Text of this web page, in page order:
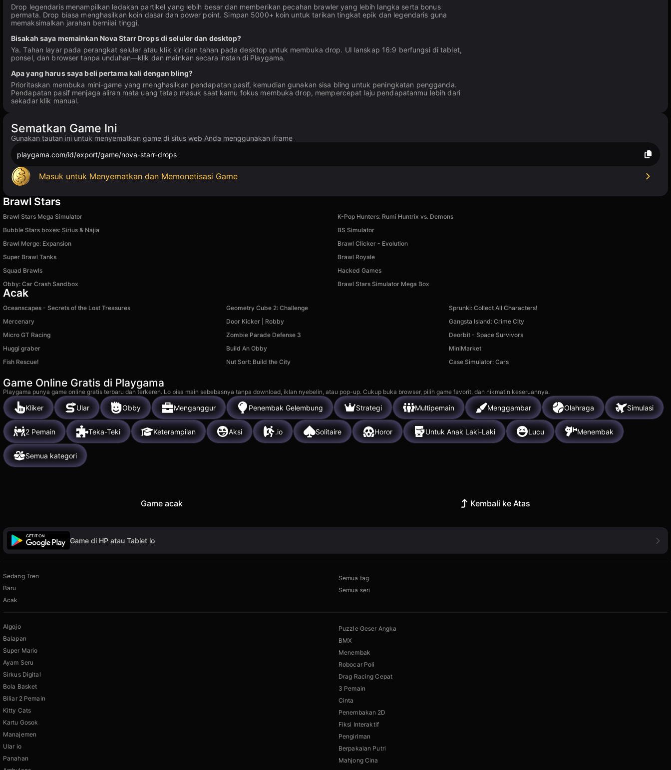
Drop legendaris menampilkan ledakan partikel yang lebih besar dan memberikan pecahan brawler yang lebih langka serta bonus
permata. Drop biasa menghasilkan koin dasar dan power point. Simpan 5000+ koin untuk tarikan tingkat epik dan legendaris guna
memaksimalkan jarahan bernilai tinggi.
Bisakah saya memainkan Nova Starr Drops di seluler dan desktop?
Ya. Tahan layar pada perangkat seluler atau klik kiri dan tahan pada desktop untuk membuka drop. UI lanskap 16:9 berfungsi di tablet,
ponsel, dan browser tanpa unduhan—klik dan mainkan secara instan di Playgama.
Apa yang harus saya beli pertama kali dengan bling?
Prioritaskan membuka mini-game yang menghasilkan pendapatan pasif, kemudian gunakan sisa bling untuk peningkatan pengganda.
Pendapatan pasif menjaga aliran mata uang tetap masuk saat kamu fokus membuka drop, mempercepat laju pendapatanmu lebih dari
sekadar klik manual.
Sematkan Game Ini
Gunakan tautan ini untuk menyematkan game di situs web Anda menggunakan iframe
playgama.com/id/export/game/nova-starr-drops
Masuk untuk Menyematkan dan Memonetisasi Game
Brawl Stars
Brawl Stars Mega Simulator
K-Pop Hunters: Rumi Huntrix vs. Demons
Bubble Stars boxes: Sirius & Najia
BS Simulator
Brawl Merge: Expansion
Brawl Clicker - Evolution
Super Brawl Tanks
Brawl Royale
Squad Brawls
Hacked Games
Obby: Car Crash Sandbox
Brawl Stars Simulator Mega Box
Acak
Oceanscapes - Secrets of the Lost Treasures Geometry Cube 2: Challenge
Sprunki: Collect All Characters!
Mercenary
Door Kicker | Robby
Gangsta Island: Crime City
Micro GT Racing
Zombie Parade Defense 3
Deorbit - Space Survivors
Huggi graber
Build An Obby
MiniMarket
Fish Rescue!
Nut Sort: Build the City Case Simulator: Cars
Game Online Gratis di Playgama
Playgama punya game online gratis terbaru dan terkeren. Lo bisa main sebebasnya tanpa download, iklan nyebelin, atau pop-up. Cukup buka browser, pilih game favorit, dan nikmatin keseruannya.
Kliker Ular Obby Menganggur Penembak Gelembung Strategi Multipemain Menggambar Olahraga Simulasi
2 Pemain Teka-Teki Keterampilan Aksi .io Solitaire Horor Untuk Anak Laki-Laki Lucu Menembak
Semua kategori
Game acak Kembali ke Atas
Game di HP atau Tablet lo
Sedang Tren
Baru
Acak
Semua tag
Semua seri
Algojo
Balapan
Super Mario
Ayam Seru
Sirkus Digital
Bola Basket
Biliar 2 Pemain
Kitty Cats
Kartu Gosok
Manajemen
Ular io
Panahan
Puzzle Geser Angka
BMX
Menembak
Robocar Poli
Drag Racing Cepat
3 Pemain
Cinta
Penembakan 2D
Fiksi Interaktif
Pengiriman
Berpakaian Putri
Mahjong Cina